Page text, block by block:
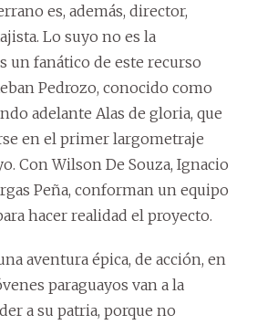
es, además, director,
Lo suyo no es la
un fanático de este recurso
Pedrozo, conocido como
adelante Alas de gloria, que
en el primer largometraje
Con Wilson De Souza, Ignacio
Peña, conforman un equipo
hacer realidad el proyecto.
aventura épica, de acción, en
paraguayos van a la
a su patria, porque no